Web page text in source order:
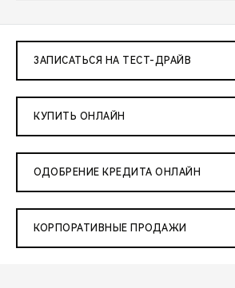
ЗАПИСАТЬСЯ НА ТЕСТ-ДРАЙВ
КУПИТЬ ОНЛАЙН
ОДОБРЕНИЕ КРЕДИТА ОНЛАЙН
КОРПОРАТИВНЫЕ ПРОДАЖИ